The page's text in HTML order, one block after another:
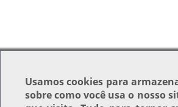
Usamoscookies para
sobre como você usa o nosso